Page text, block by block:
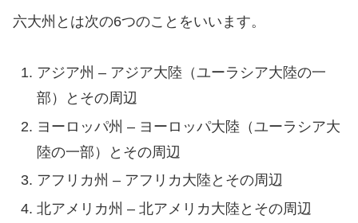
六大州とは次の6つのことをいいます。
アジア州 – アジア大陸（ユーラシア大陸の一
部）とその周辺
ヨーロッパ州 – ヨーロッパ大陸（ユーラシア大
陸の一部）とその周辺
アフリカ州 – アフリカ大陸とその周辺
北アメリカ州 – 北アメリカ大陸とその周辺